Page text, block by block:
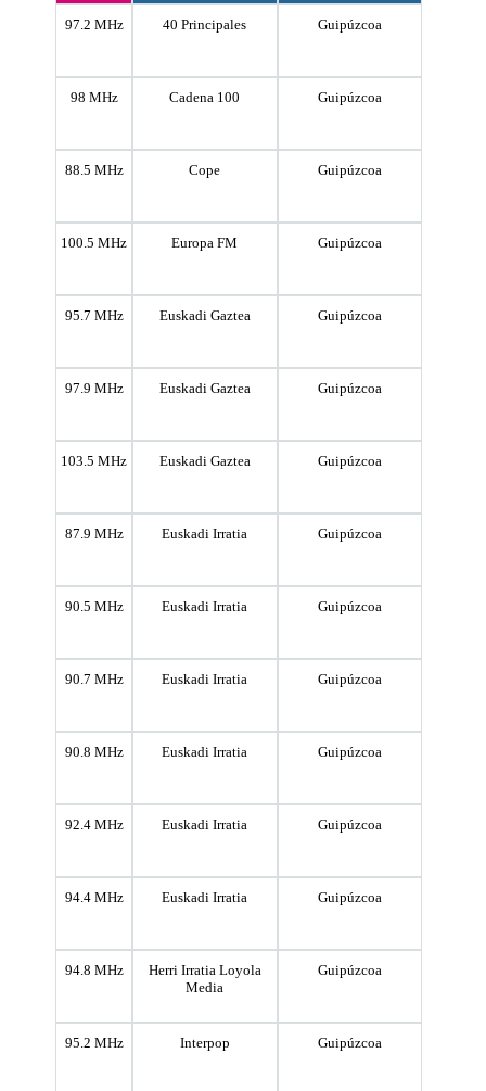
97.2 MHz 40 Principales Guipúzcoa
98 MHz Cadena 100 Guipúzcoa
88.5 MHz Cope Guipúzcoa
100.5 MHz Europa FM Guipúzcoa
95.7 MHz Euskadi Gaztea Guipúzcoa
97.9 MHz Euskadi Gaztea Guipúzcoa
103.5 MHz Euskadi Gaztea Guipúzcoa
87.9 MHz Euskadi Irratia Guipúzcoa
90.5 MHz Euskadi Irratia Guipúzcoa
90.7 MHz Euskadi Irratia Guipúzcoa
90.8 MHz Euskadi Irratia Guipúzcoa
92.4 MHz Euskadi Irratia Guipúzcoa
94.4 MHz Euskadi Irratia Guipúzcoa
94.8 MHz
Herri Irratia Loyola
Media
Guipúzcoa
95.2 MHz Interpop Guipúzcoa